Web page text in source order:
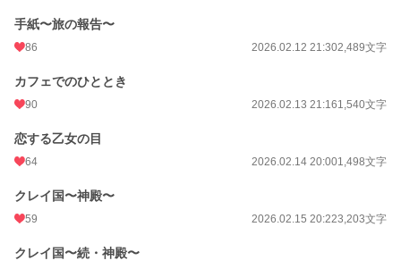
手紙〜旅の報告〜
86 2026.02.12 21:302,489文字
カフェでのひととき
90 2026.02.13 21:161,540文字
恋する乙女の目
64 2026.02.14 20:001,498文字
クレイ国〜神殿〜
59 2026.02.15 20:223,203文字
クレイ国〜続・神殿〜